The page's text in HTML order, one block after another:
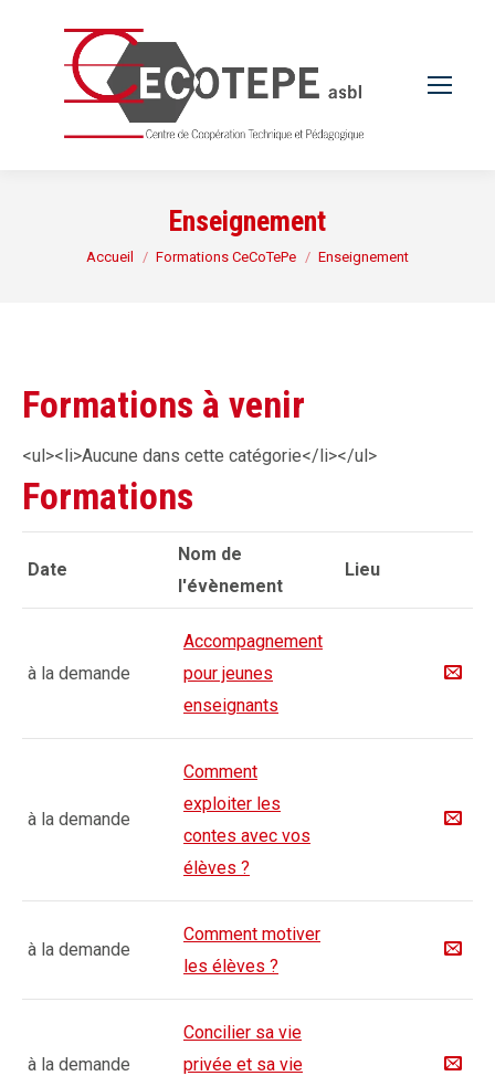
Enseignement
Vous êtes ici :
Accueil Formations CeCoTePe Enseignement
Formations à venir
<ul><li>Aucune dans cette catégorie</li></ul>
Formations
Date
Nom de
l'évènement
Lieu
à la demande
Accompagnement
pour jeunes
enseignants
à la demande
Comment
exploiter les
contes avec vos
élèves ?
à la demande
Comment motiver
les élèves ?
à la demande
Concilier sa vie
privée et sa vie